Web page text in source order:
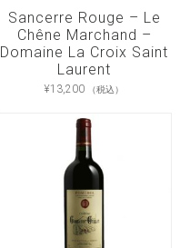
Sancerre Rouge – Le
Chêne Marchand –
Domaine La Croix Saint
Laurent
¥13,200 （税込）